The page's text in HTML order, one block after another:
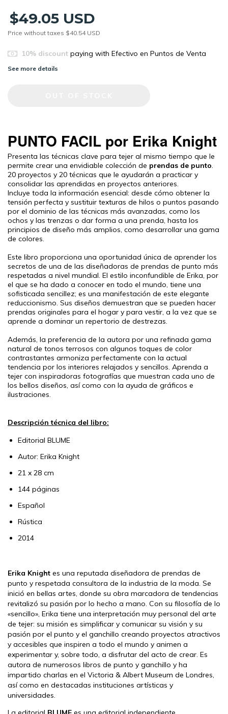
$49.05 USD
Price without taxes $40.54 USD
10% discountpaying with Efectivo en Puntos de Venta
See more details
PUNTO FACIL por Erika Knight
Presenta las técnicas clave para tejer al mismo tiempo que le
permite crear una envidiable colección de prendas de punto.
20 proyectos y 20 técnicas que le ayudarán a practicar y
consolidar las aprendidas en proyectos anteriores.
Incluye toda la información esencial: desde cómo obtener la
tensión perfecta y sustituir texturas de hilos o puntos pasando
por el dominio de las técnicas más avanzadas, como los
ochos y las trenzas o dar forma a una prenda, hasta los
principios de diseño más amplios, como desarrollar una gama
de colores.
Este libro proporciona una oportunidad única de aprender los
secretos de una de las diseñadoras de prendas de punto más
respetadas a nivel mundial. El estilo inconfundible de Erika, por
el que se ha dado a conocer en todo el mundo, tiene una
sofisticada sencillez; es una manifestación de este elegante
reduccionismo. Sus diseños demuestran que se pueden hacer
prendas originales para el hogar y para vestir, a la vez que se
aprende a dominar un repertorio de destrezas.
Además, la preferencia de la autora por una refinada gama
natural de tonos terrosos con algunos toques de color
contrastantes armoniza perfectamente con la actual
tendencia por los interiores relajados y sencillos. Aprenda a
tejer con inspiradoras fotografías que muestran cada uno de
los bellos diseños, así como con la ayuda de gráficos e
ilustraciones.
Descripción técnica del libro:
Editorial BLUME
Autor: Erika Knight
21 x 28 cm
144 páginas
Español
Rústica
2014
Erika Knight es una reputada diseñadora de prendas de
punto y respetada consultora de la industria de la moda. Se
inició en bellas artes, donde su obra marcadora de tendencias
revitalizó su pasión por lo hecho a mano. Con su filosofía de lo
«sencillo», Erika tiene una interpretación muy personal del arte
de tejer: su misión es simplificar y comunicar su visión y su
pasión por el punto y el ganchillo creando proyectos atractivos
y accesibles que inspiren a todo el mundo y animen a
experimentar y, sobre todo, a disfrutar del acto de crear. Es
autora de numerosos libros de punto y ganchillo y ha
impartido charlas en el Victoria & Albert Museum de Londres,
así como en destacadas instituciones artísticas y
universidades.